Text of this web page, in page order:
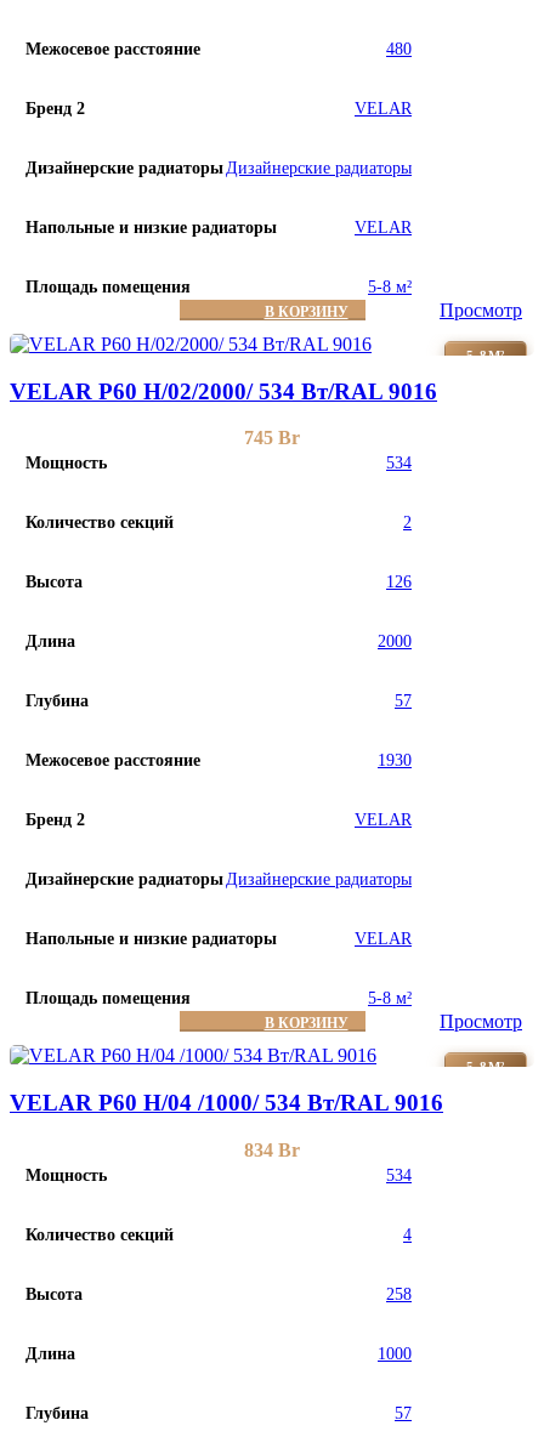
Межосевое расстояние 480
Бренд 2 VELAR
Дизайнерские радиаторыДизайнерские радиаторы
Напольные и низкие радиаторы VELAR
Площадь помещения 5-8 м²
В КОРЗИНУ Просмотр
5-8М²
VELAR P60 H/02/2000/ 534 Bт/RAL 9016
745 Br
Мощность 534
Количество секций 2
Высота 126
Длина 2000
Глубина 57
Межосевое расстояние 1930
Бренд 2 VELAR
Дизайнерские радиаторыДизайнерские радиаторы
Напольные и низкие радиаторы VELAR
Площадь помещения 5-8 м²
В КОРЗИНУ Просмотр
5-8М²
VELAR P60 H/04 /1000/ 534 Bт/RAL 9016
834 Br
Мощность 534
Количество секций 4
Высота 258
Длина 1000
Глубина 57